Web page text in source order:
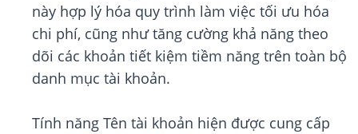
này hợp lý hóa quy trình làm việc tối ưu hóa
chi phí, cũng như tăng cường khả năng theo
dõi các khoản tiết kiệm tiềm năng trên toàn bộ
danh mục tài khoản.
Tính năng Tên tài khoản hiện được cung cấp